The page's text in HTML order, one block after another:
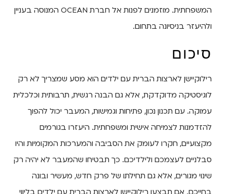
המשפחתית. מוזמנים לפנות אל חברת OCEAN המנוסה בעניין
ולהיעזר בניסיונה בתחום.
סיכום
רילוקיישן לארצות הברית עם ילדים הוא מסע שמצריך לא רק
לוגיסטיקה מדוקדקת, אלא גם הבנה רגשית, תרבותית וכלכלית
עמוקה. עם תכנון נכון, פתיחות וגמישות, המעבר יכול להפוך
להזדמנות לצמיחה אישית ומשפחתית. היעזרו בגורמים
מקצועיים, חקרו לעומק את הסביבה והמערכות המקומיות והיו
סבלניים לעצמכם ולילדיכם. כך תבטיחו שהמעבר לא יהיה רק
שינוי מגורים, אלא גם תחילתו של פרק חדש, מעשיר ובונה